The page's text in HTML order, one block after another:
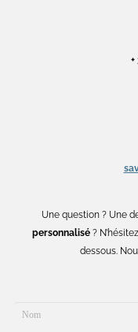
+
Une question ? Une
personnalisé ?
dessous.